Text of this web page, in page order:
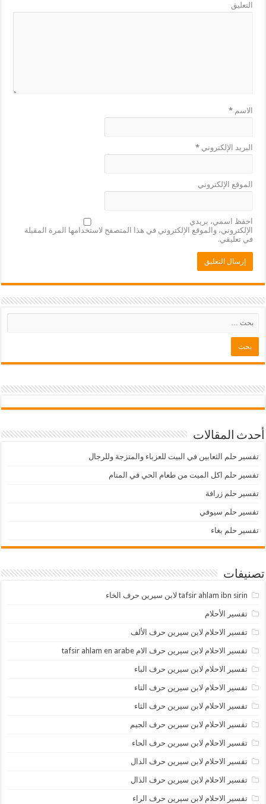
التعليق
الاسم*
البريد الإلكتروني*
الموقع الإلكتروني
احفظ اسمي، بريدي
الإلكتروني، والموقع الإلكتروني في هذا المتصفح لاستخدامها المرة المقبلة
في تعليقي.
أحدث المقالات
تفسير حلم الثعابين في البيت للعزباء والمتزجة وللرجال
تفسير حلم اكل الميت من طعام الحي في المنام
تفسير حلم زرافة
تفسير حلم سيوفي
تفسير حلم بغاء
تصنيفات
tafsir ahlam ibn sirin لابن سيرين حرف الخاء
تفسير الأحلام
تفسير الاحلام لابن سيرين حرف الألف
تفسير الاحلام لابن سيرين حرف الام tafsir ahlam en arabe
تفسير الاحلام لابن سيرين حرف الباء
تفسير الاحلام لابن سيرين حرف التاء
تفسير الاحلام لابن سيرين حرف الثاء
تفسير الاحلام لابن سيرين حرف الجيم
تفسير الاحلام لابن سيرين حرف الحاء
تفسير الاحلام لابن سيرين حرف الدال
تفسير الاحلام لابن سيرين حرف الذال
تفسير الاحلام لابن سيرين حرف الراء